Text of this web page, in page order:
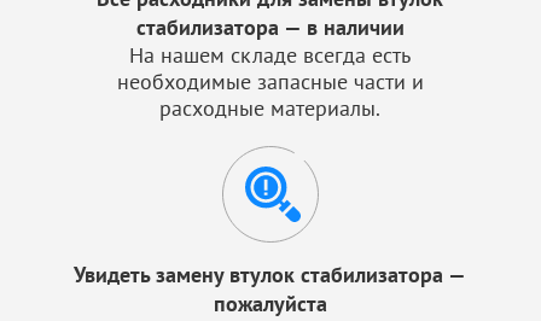
стабилизатора — в наличии
На нашем складе всегда есть
необходимые запасные части и
расходные материалы.
Увидеть замену втулок стабилизатора —
пожалуйста